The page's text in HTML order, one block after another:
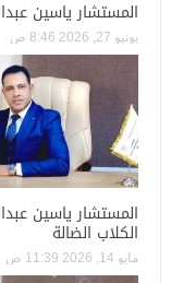
المستشار ياسين
يونيو 27, 2026 8:46 ص
المستشار ياسين
الكلاب الضالة
مايو 14, 2026 11:39 ص